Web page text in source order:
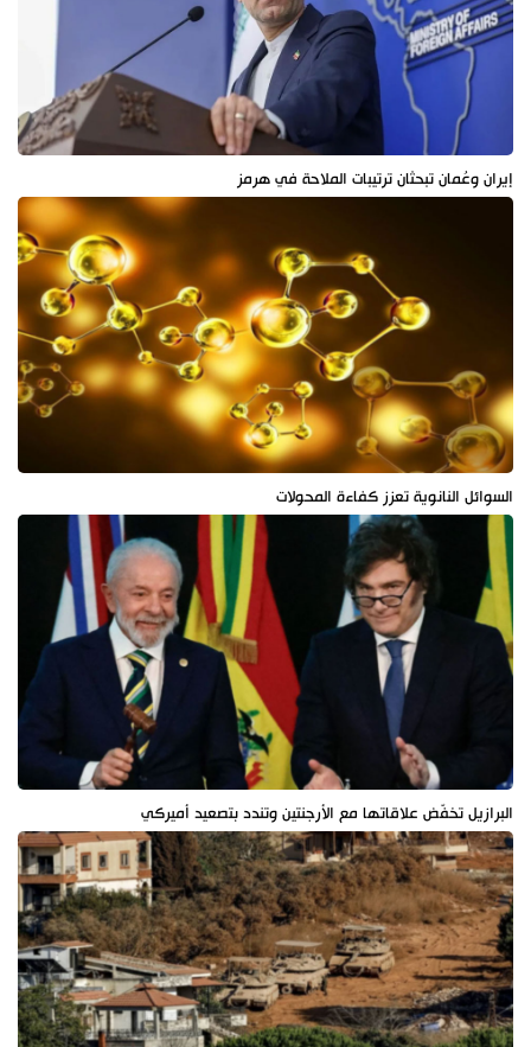
إيران وعُمان تبحثان ترتيبات الملاحة في هرمز
السوائل النانوية تعزز كفاءة المحولات
البرازيل تخفّض علاقاتها مع الأرجنتين وتندد بتصعيد أميركي